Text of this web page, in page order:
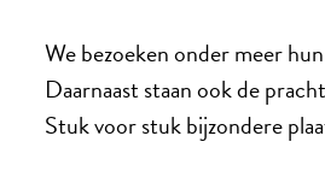
We bezoeken onder meer
Daarnaast staan ook de
Stuk voor stuk bijzondere